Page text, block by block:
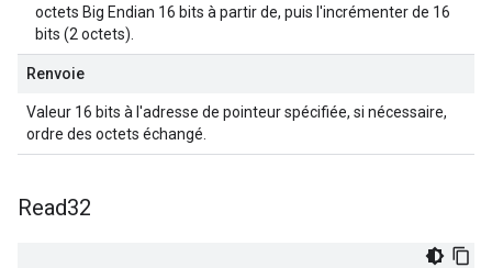
octets Big Endian 16 bits à partir de, puis l'incrémenter de 16
bits (2 octets).
Renvoie
Valeur 16 bits à l'adresse de pointeur spécifiée, si nécessaire,
ordre des octets échangé.
Read32